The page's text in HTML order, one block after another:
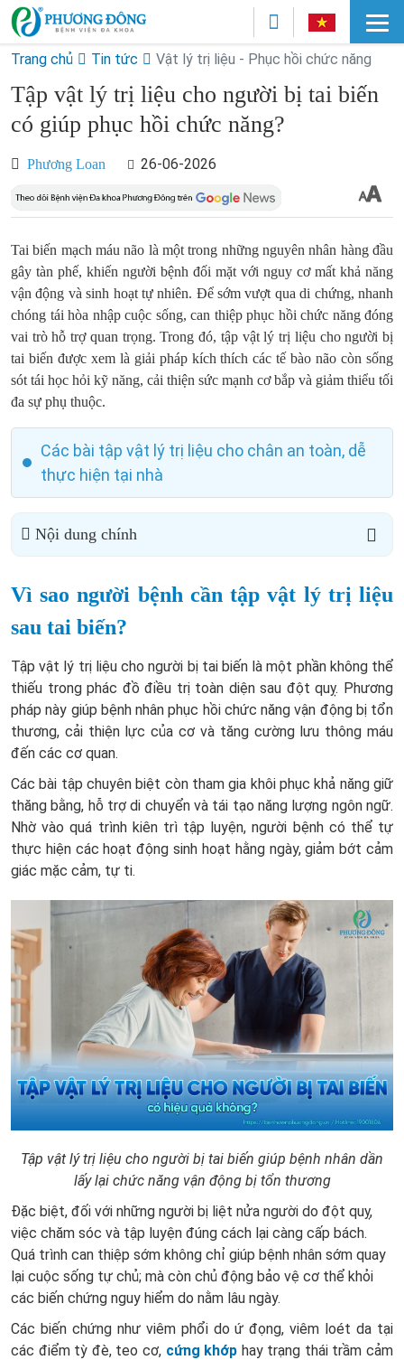
Trang chủ Tin tức Vật lý trị liệu - Phục hồi chức năng
Tập vật lý trị liệu cho người bị tai biến
có giúp phục hồi chức năng?
Phương Loan 26-06-2026
Tai biến mạch máu não là một trong những nguyên nhân hàng đầu
gây tàn phế, khiến người bệnh đối mặt với nguy cơ mất khả năng
vận động và sinh hoạt tự nhiên. Để sớm vượt qua di chứng, nhanh
chóng tái hòa nhập cuộc sống, can thiệp phục hồi chức năng đóng
vai trò hỗ trợ quan trọng. Trong đó, tập vật lý trị liệu cho người bị
tai biến được xem là giải pháp kích thích các tế bào não còn sống
sót tái học hỏi kỹ năng, cải thiện sức mạnh cơ bắp và giảm thiểu tối
đa sự phụ thuộc.
Các bài tập vật lý trị liệu cho chân an toàn, dễ
thực hiện tại nhà
Nội dung chính
Vì sao người bệnh cần tập vật lý trị liệu
sau tai biến?
Tập vật lý trị liệu cho người bị tai biến là một phần không thể
thiếu trong phác đồ điều trị toàn diện sau đột quỵ. Phương
pháp này giúp bệnh nhân phục hồi chức năng vận động bị tổn
thương, cải thiện lực của cơ và tăng cường lưu thông máu
đến các cơ quan.
Các bài tập chuyên biệt còn tham gia khôi phục khả năng giữ
thăng bằng, hỗ trợ di chuyển và tái tạo năng lượng ngôn ngữ.
Nhờ vào quá trình kiên trì tập luyện, người bệnh có thể tự
thực hiện các hoạt động sinh hoạt hằng ngày, giảm bớt cảm
giác mặc cảm, tự ti.
Tập vật lý trị liệu cho người bị tai biến giúp bệnh nhân dần
lấy lại chức năng vận động bị tổn thương
Đặc biệt, đối với những người bị liệt nửa người do đột quỵ,
việc chăm sóc và tập luyện đúng cách lại càng cấp bách.
Quá trình can thiệp sớm không chỉ giúp bệnh nhân sớm quay
lại cuộc sống tự chủ; mà còn chủ động bảo vệ cơ thể khỏi
các biến chứng nguy hiểm do nằm lâu ngày.
Các biến chứng như viêm phổi do ứ đọng, viêm loét da tại
các điểm tỳ đè, teo cơ, cứng khớp hay trạng thái trầm cảm